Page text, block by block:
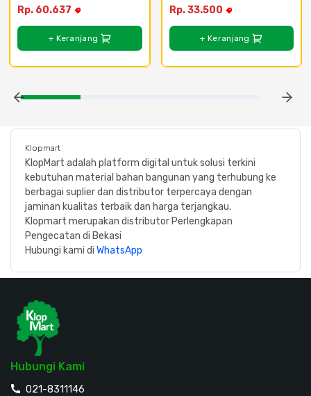
Rp. 60.637
+ Keranjang
Rp. 33.500
+ Keranjang
Klopmart
KlopMart adalah platform digital untuk solusi terkini
kebutuhan material bahan bangunan yang terhubung ke
berbagai suplier dan distributor terpercaya dengan
jaminan kualitas terbaik dan harga terjangkau.
Klopmart merupakan distributor Perlengkapan
Pengecatan di Bekasi
Hubungi kami di WhatsApp
Hubungi Kami
021-8311146